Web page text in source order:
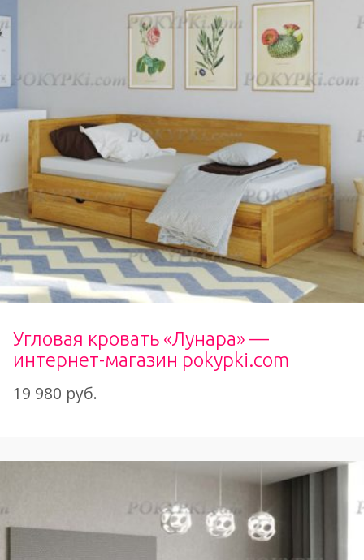
Угловая кровать «Лунара» —
интернет-магазин pokypki.com
19 980 руб.